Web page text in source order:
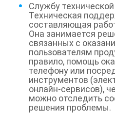
Службу
Техническая
составляющая
Она занимается
связанных с
пользователям
правило, помощь
телефону или
инструментов
онлайн-сервисов),
можно отследить
решения проблемы.